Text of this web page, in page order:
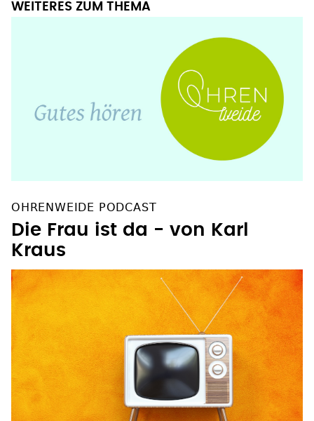
WEITERES ZUM THEMA
OHRENWEIDE PODCAST
Die Frau ist da - von Karl
Kraus